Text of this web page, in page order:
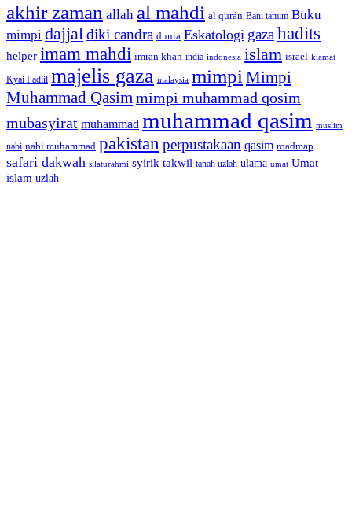
akhir zaman allah al mahdi al qurán Bani tamim Buku
mimpi dajjal diki candra dunia Eskatologi gazahadits
helper imam mahdi imran khan india indonesia islam israel kiamat
Kyai Fadlil majelis gaza malaysia mimpi Mimpi
Muhammad Qasim mimpi muhammad qosim
mubasyirat muhammad muhammad qasim muslim
nabi nabi muhammad pakistan perpustakaan qasim roadmap
safari dakwah silaturahmi syirik takwil tanah uzlah ulama umat Umat
islam uzlah